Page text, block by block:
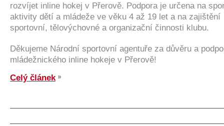
rozvíjet inline hokej v Přerově. Podpora je určena na
aktivity dětí a mládeže ve věku 4 až 19 let a na zajištění
sportovní, tělovýchovné a organizační činnosti klubu.
Děkujeme Národní sportovní agentuře za důvěru a
mládežnického inline hokeje v Přerově!
Celý článek